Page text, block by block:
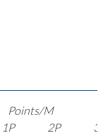
Points/M
1P 2P 3P